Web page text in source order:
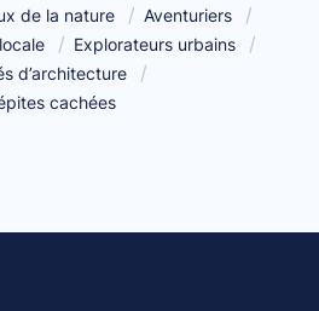
de la nature
Aventuriers
Explorateurs urbains
d’architecture
cachées